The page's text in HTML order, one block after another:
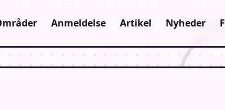
Anmeldelse Artikel Nyheder